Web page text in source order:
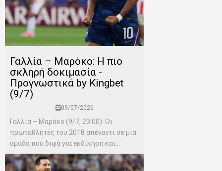
Γαλλία – Μαρόκο: Η πιο
σκληρή δοκιμασία -
Προγνωστικά by Kingbet
(9/7)
09/07/2026
Γαλλία – Μαρόκο (9/7, 23:00): Οι
πρωταθλητές του 2018 απέναντι σε μια
ομάδα που διψά για εκδίκηση και...